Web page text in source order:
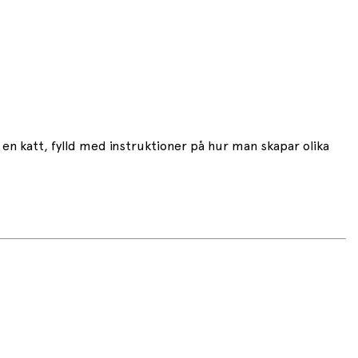
katt, fylld med instruktioner på hur man skapar olika